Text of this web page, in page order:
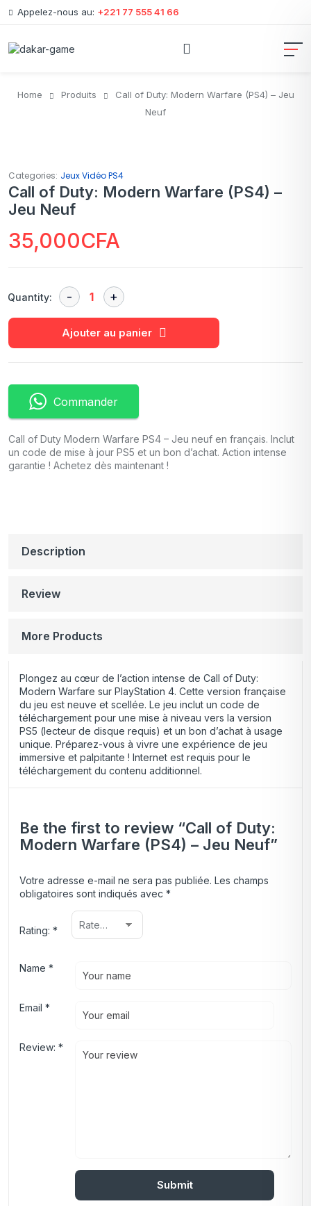
Appelez-nous au: +221 77 555 41 66
Home Produits
Call of Duty: Modern Warfare (PS4) – Jeu
Neuf
Categories: Jeux Vidéo PS4
Call of Duty: Modern Warfare (PS4) –
Jeu Neuf
35,000CFA
Quantity:
Ajouter au panier
Commander
Call of Duty Modern Warfare PS4 – Jeu neuf en français. Inclut
un code de mise à jour PS5 et un bon d’achat. Action intense
garantie ! Achetez dès maintenant !
Description
Review
More Products
Plongez au cœur de l’action intense de Call of Duty:
Modern Warfare sur PlayStation 4. Cette version française
du jeu est neuve et scellée. Le jeu inclut un code de
téléchargement pour une mise à niveau vers la version
PS5 (lecteur de disque requis) et un bon d’achat à usage
unique. Préparez-vous à vivre une expérience de jeu
immersive et palpitante ! Internet est requis pour le
téléchargement du contenu additionnel.
Be the first to review “Call of Duty:
Modern Warfare (PS4) – Jeu Neuf”
Votre adresse e-mail ne sera pas publiée. Les champs
obligatoires sont indiqués avec *
Rating: *
Review: *
Name *
Email *